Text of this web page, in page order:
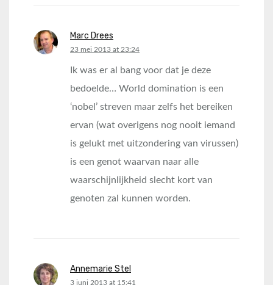
Marc Drees
says:
23 mei 2013 at 23:24
Ik was er al bang voor dat je deze
bedoelde… World domination is een
‘nobel’ streven maar zelfs het bereiken
ervan (wat overigens nog nooit iemand
is gelukt met uitzondering van virussen)
is een genot waarvan naar alle
waarschijnlijkheid slecht kort van
genoten zal kunnen worden.
Annemarie Stel
says:
3 juni 2013 at 15:41